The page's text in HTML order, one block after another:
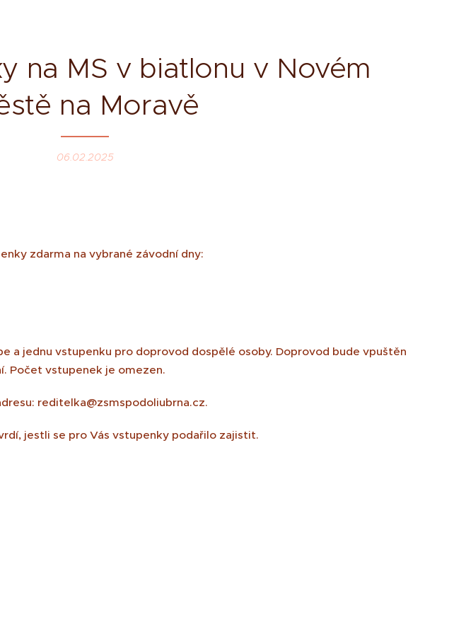
na MS v biatlonu v Novém
na Moravě
06.02.2025
zdarma na vybrané závodní dny:
a jednu vstupenku pro doprovod dospělé osoby. Doprovod bude vpuštěn
Počet vstupenek je omezen.
reditelka@zsmspodoliubrna.cz.
jestli se pro Vás vstupenky podařilo zajistit.